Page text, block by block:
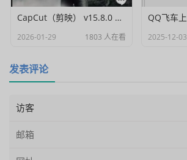
CapCut（剪映） v15.8.0 国际高级会员解锁破解版
2026-01-29 1803 人在看 2025-12-03
发表评论